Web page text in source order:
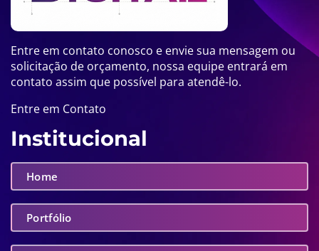
Entre em contato conosco e envie sua mensagem ou
solicitação de orçamento, nossa equipe entrará em
contato assim que possível para atendê-lo.
Entre em Contato
Institucional
Home
Portfólio